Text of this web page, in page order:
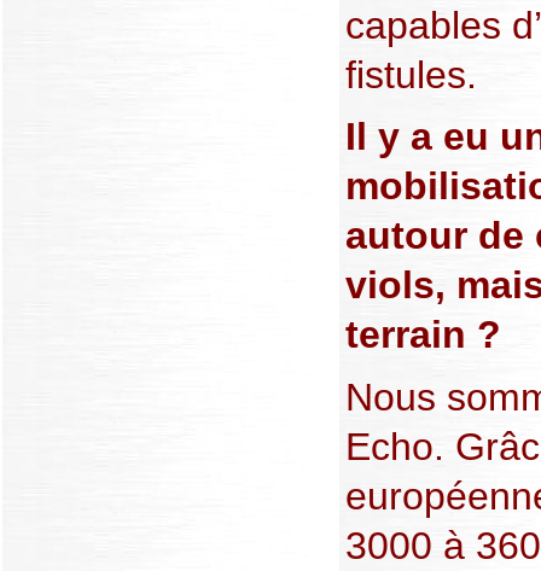
capables
fistules.
Il y a eu
autour de
viols,
terrain ?
Nous
Echo.
3000 à